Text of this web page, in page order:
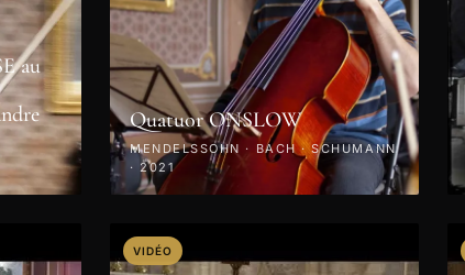
au
Quatuor ONSLOW
MENDELSSOHN · BACH · SCHUMANN
· 2021
VIDÉO